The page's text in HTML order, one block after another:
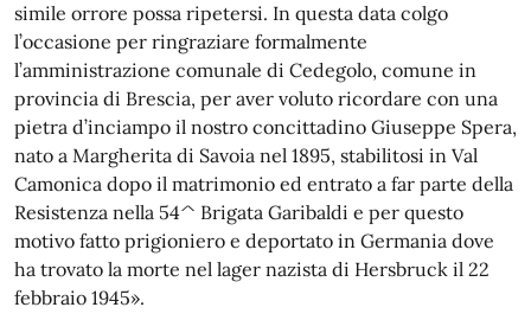
simile orrore possa ripetersi. In questa data colgo
l’occasione per ringraziare formalmente
l’amministrazione comunale di Cedegolo, comune in
provincia di Brescia, per aver voluto ricordare con una
pietra d’inciampo il nostro concittadino Giuseppe Spera,
nato a Margherita di Savoia nel 1895, stabilitosi in Val
Camonica dopo il matrimonio ed entrato a far parte della
Resistenza nella 54^ Brigata Garibaldi e per questo
motivo fatto prigioniero e deportato in Germania dove
ha trovato la morte nel lager nazista di Hersbruck il 22
febbraio 1945».